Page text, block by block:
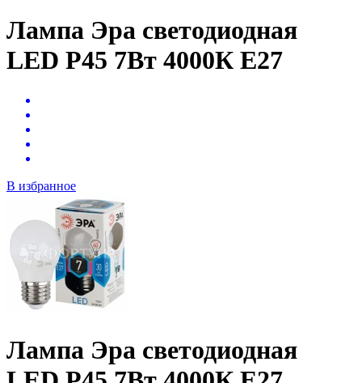
Лампа Эра светодиодная
LED P45 7Вт 4000К Е27
В избранное
Лампа Эра светодиодная